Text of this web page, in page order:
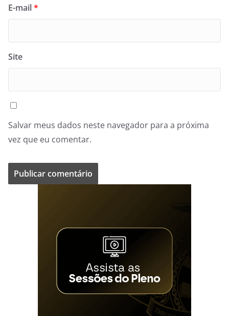
E-mail*
Site
Salvar meus dados neste navegador para a próxima
vez que eu comentar.